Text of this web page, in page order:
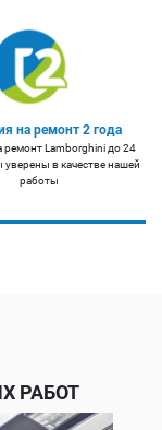
на ремонт 2 года
ремонт Lamborghini до 24
в качестве нашей
работы
РАБОТ